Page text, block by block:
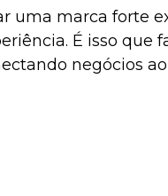
uma marca forte
É isso que
negócios